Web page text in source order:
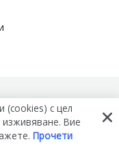
(cookies) с цел
Вие
Прочети